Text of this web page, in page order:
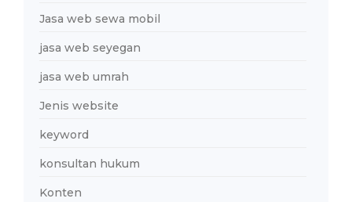
Jasa web sewa mobil
jasa web seyegan
jasa web umrah
Jenis website
keyword
konsultan hukum
Konten